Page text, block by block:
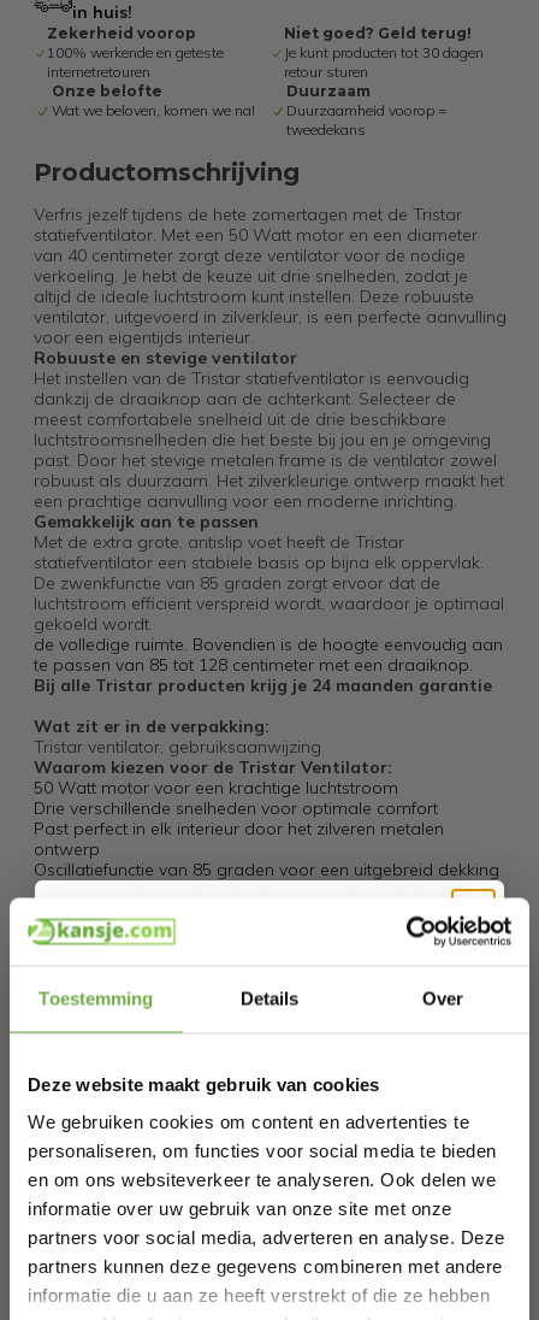
Toestemming Details Over
Deze website maakt gebruik van cookies
We gebruiken cookies om content en advertenties te
personaliseren, om functies voor social media te bieden
en om ons websiteverkeer te analyseren. Ook delen we
informatie over uw gebruik van onze site met onze
partners voor social media, adverteren en analyse. Deze
partners kunnen deze gegevens combineren met andere
informatie die u aan ze heeft verstrekt of die ze hebben
in huis!
Zekerheid voorop
100% werkende en geteste
internetretouren
Niet goed? Geld terug!
Je kunt producten tot 30 dagen
retour sturen
Onze belofte
Wat we beloven, komen we na!
Duurzaam
Duurzaamheid voorop =
tweedekans
Productomschrijving
Verfris jezelf tijdens de hete zomertagen met de Tristar
statiefventilator. Met een 50 Watt motor en een diameter
van 40 centimeter zorgt deze ventilator voor de nodige
verkoeling. Je hebt de keuze uit drie snelheden, zodat je
altijd de ideale luchtstroom kunt instellen. Deze robuuste
ventilator, uitgevoerd in zilverkleur, is een perfecte aanvulling
voor een eigentijds interieur.
Robuuste en stevige ventilator
Het instellen van de Tristar statiefventilator is eenvoudig
dankzij de draaiknop aan de achterkant. Selecteer de
meest comfortabele snelheid uit de drie beschikbare
luchtstroomsnelheden die het beste bij jou en je omgeving
past. Door het stevige metalen frame is de ventilator zowel
robuust als duurzaam. Het zilverkleurige ontwerp maakt het
een prachtige aanvulling voor een moderne inrichting.
Gemakkelijk aan te passen
Met de extra grote, antislip voet heeft de Tristar
statiefventilator een stabiele basis op bijna elk oppervlak.
De zwenkfunctie van 85 graden zorgt ervoor dat de
luchtstroom efficiënt verspreid wordt, waardoor je optimaal
gekoeld wordt.
de volledige ruimte. Bovendien is de hoogte eenvoudig aan
te passen van 85 tot 128 centimeter met een draaiknop.
Bij alle Tristar producten krijg je 24 maanden garantie
Wat zit er in de verpakking:
Tristar ventilator, gebruiksaanwijzing
Waarom kiezen voor de Tristar Ventilator:
50 Watt motor voor een krachtige luchtstroom
Drie verschillende snelheden voor optimale comfort
Past perfect in elk interieur door het zilveren metalen
ontwerp
Oscillatiefunctie van 85 graden voor een uitgebreid dekking
Stevig door zijn hoogwaardige metaal en antislip basis
Specificaties
Artikelnummer
VE-5951
SKU
27535003
Gerelateerde producten
Tafelventilator 40 cm – 3 Snelheden –
85° Oscillatie – Verstelbare Luchtstroom
– Tristar VE-5728 – Zwart
Schrijf je in en ontvang
Bij 2dekansje.com profiteer je van
kortingen tot wel 70%.
Laat ons weten wanneer je jarig bent